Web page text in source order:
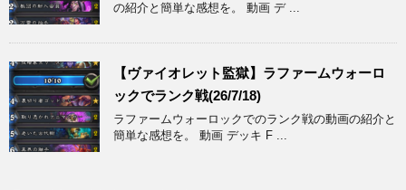
の紹介と簡単な感想を。 動画 デ ...
【ヴァイオレット監獄】ラファームウォーロ
ックでランク戦(26/7/18)
ラファームウォーロックでのランク戦の動画の紹介と
簡単な感想を。 動画 デッキ F ...